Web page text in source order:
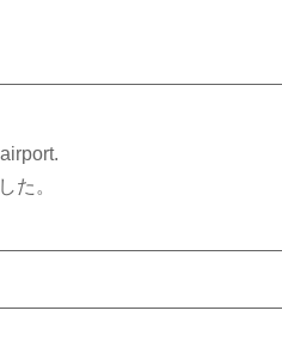
た。